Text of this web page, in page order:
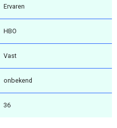
Ervaren
HBO
Vast
onbekend
36